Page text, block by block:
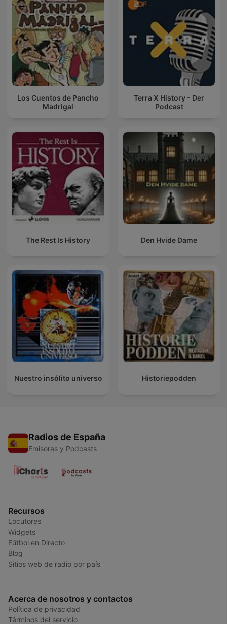
Los Cuentos de Pancho
Madrigal
Terra X History - Der
Podcast
The Rest Is History Den Hvide Dame
Nuestro insólito universo Historiepodden
Radios de España
Emisoras y Podcasts
Recursos
Locutores
Widgets
Fútbol en Directo
Blog
Sitios web de radio por país
Acerca de nosotros y contactos
Política de privacidad
Términos del servicio